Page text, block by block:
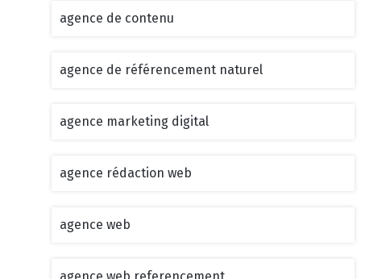
agence de contenu
agence de référencement naturel
agence marketing digital
agence rédaction web
agence web